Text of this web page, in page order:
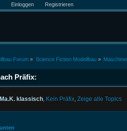
Einloggen Registrieren
Forum » Science Fiction Modellbau»
Präfix:
Ma.K. klassisch Kein Präfix ,Zeige alle Topics